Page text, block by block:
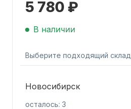
5 780 ₽
В наличии
Выберите подходящий склад
Новосибирск
осталось: 3